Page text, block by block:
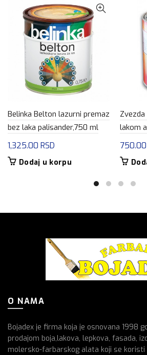
Belinka Belton lazurni premaz
bez laka palisander,750 ml
1,325.00 RSD
Dodaj u korpu
lakom
750.00
O NAMA
Bojadex je firma koja je osnovana 1998
prodajom boja,lakova, lepkova, fasada,
molersko-farbarskog alata koji se koristi